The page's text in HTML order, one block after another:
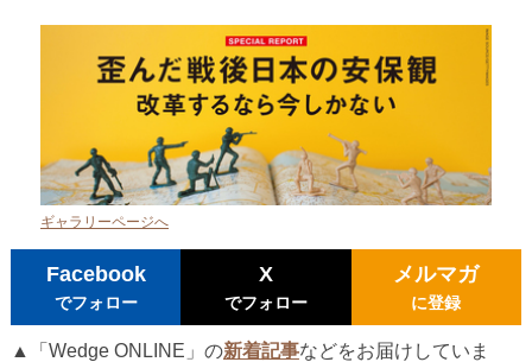
ギャラリーページへ
Facebook
でフォロー
X
でフォロー
メルマガ
に登録
▲「Wedge ONLINE」の新着記事などをお届けしていま